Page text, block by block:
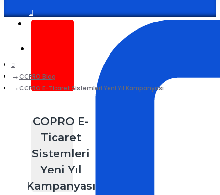
Giriş yap
COPRO Blog
COPRO E-Ticaret Sistemleri Yeni Yıl Kampanyası
COPRO E-
Ticaret
Sistemleri
Yeni Yıl
Kampanyası